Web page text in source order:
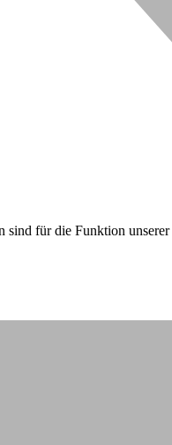
sind für die Funktion